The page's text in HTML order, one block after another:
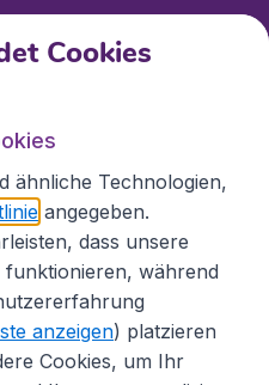
Cookies
ähnliche Technologien,
angegeben.
dass unsere
funktionieren, während
anzeigen) platzieren
Cookies, um Ihr